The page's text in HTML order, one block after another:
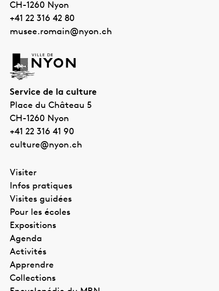
CH-1260 Nyon
+41 22 316 42 80
musee.romain@nyon.ch
Service de la culture
Place du Château 5
CH-1260 Nyon
+41 22 316 41 90
culture@nyon.ch
Visiter
Infos pratiques
Visites guidées
Pour les écoles
Expositions
Agenda
Activités
Apprendre
Collections